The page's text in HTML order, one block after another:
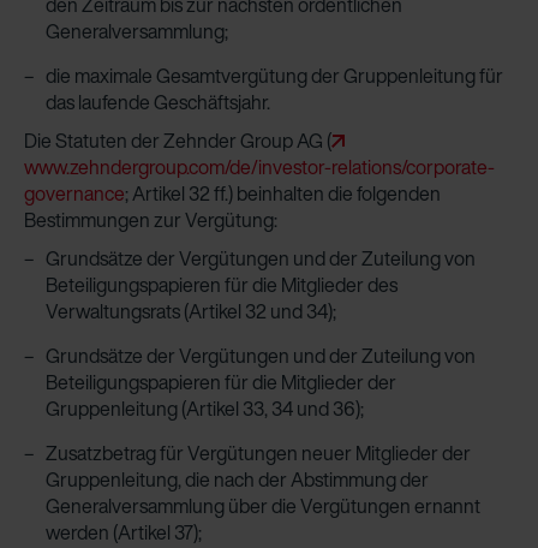
Generalversammlung;
die maximale Gesamtvergütung der Gruppen­leitung für
das laufende Geschäftsjahr.
Die Statuten der Zehnder Group AG (
www.zehndergroup.com/de/investor-­relations/­corporate-
governance; Artikel 32 ff.) beinhalten die folgenden
Bestimmungen zur Vergütung:
Grundsätze der Vergütungen und der Zuteilung von
Beteiligungspapieren für die Mitglieder des
Verwaltungsrats (Artikel 32 und 34);
Grundsätze der Vergütungen und der Zuteilung von
Beteiligungspapieren für die Mitglieder der
Gruppenleitung (Artikel 33, 34 und 36);
Zusatzbetrag für Vergütungen neuer Mitglieder der
Gruppenleitung, die nach der Abstimmung der
Generalversammlung über die Vergütungen ernannt
werden (Artikel 37);